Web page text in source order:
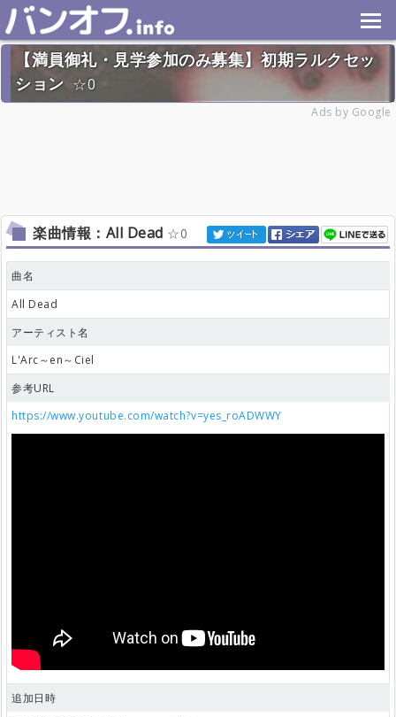
【満員御礼・見学参加のみ募集】初期ラルクセッ
ション
0
Ads by Google
楽曲情報：All Dead 0
曲名
All Dead
アーティスト名
L'Arc～en～Ciel
参考URL
https://www.youtube.com/watch?v=yes_roADWWY
追加日時